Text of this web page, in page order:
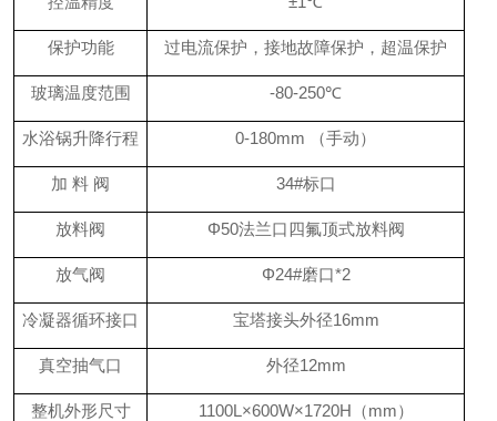
保护功能 过电流保护，接地故障保护，超温保护
玻璃温度范围 -80-250℃
水浴锅升降行程 0-180mm （手动）
加 料 阀 34#标口
放料阀 Φ50法兰口四氟顶式放料阀
放气阀 Φ24#磨口*2
冷凝器循环接口 宝塔接头外径16mm
真空抽气口 外径12mm
整机外形尺寸 1100L×600W×1720H（mm）